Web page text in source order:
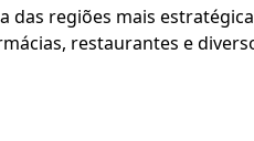
das regiões mais
restaurantes e